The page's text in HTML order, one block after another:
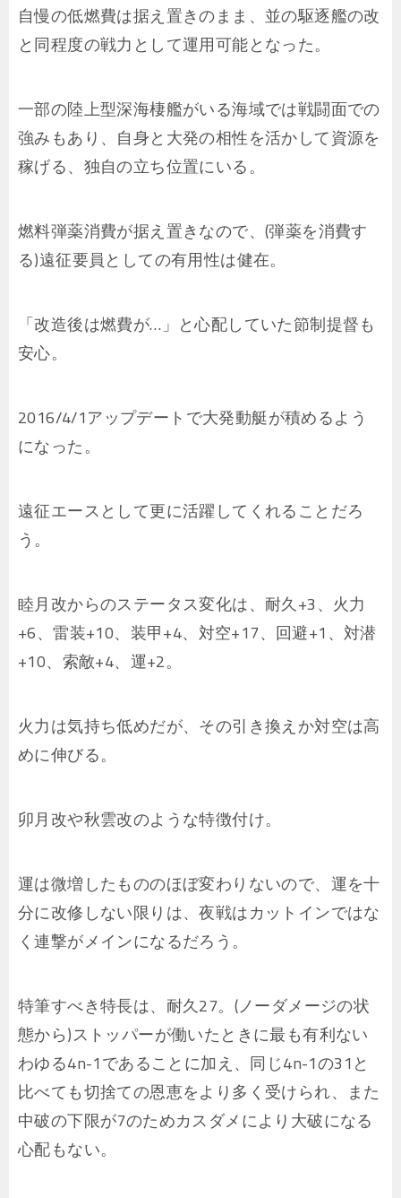
自慢の低燃費は据え置きのまま、並の駆逐艦の改
と同程度の戦力として運用可能となった。
一部の陸上型深海棲艦がいる海域では戦闘面での
強みもあり、自身と大発の相性を活かして資源を
稼げる、独自の立ち位置にいる。
燃料弾薬消費が据え置きなので、(弾薬を消費す
る)遠征要員としての有用性は健在。
「改造後は燃費が…」と心配していた節制提督も
安心。
2016/4/1アップデートで大発動艇が積めるよう
になった。
遠征エースとして更に活躍してくれることだろ
う。
睦月改からのステータス変化は、耐久+3、火力
+6、雷装+10、装甲+4、対空+17、回避+1、対潜
+10、索敵+4、運+2。
火力は気持ち低めだが、その引き換えか対空は高
めに伸びる。
卯月改や秋雲改のような特徴付け。
運は微増したもののほぼ変わりないので、運を十
分に改修しない限りは、夜戦はカットインではな
く連撃がメインになるだろう。
特筆すべき特長は、耐久27。(ノーダメージの状
態から)ストッパーが働いたときに最も有利ない
わゆる4n-1であることに加え、同じ4n-1の31と
比べても切捨ての恩恵をより多く受けられ、また
中破の下限が7のためカスダメにより大破になる
心配もない。